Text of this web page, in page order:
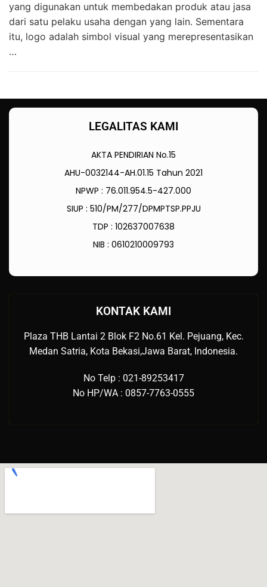
yang digunakan untuk membedakan produk atau jasa
dari satu pelaku usaha dengan yang lain. Sementara
itu, logo adalah simbol visual yang merepresentasikan
…
LEGALITAS KAMI
AKTA PENDIRIAN No.15
AHU-0032144-AH.01.15 Tahun 2021
NPWP : 76.011.954.5-427.000
SIUP : 510/PM/277/DPMPTSP.PPJU
TDP : 102637007638
NIB : 0610210009793
KONTAK KAMI
Plaza THB Lantai 2 Blok F2 No.61 Kel. Pejuang, Kec.
Medan Satria, Kota Bekasi,Jawa Barat, Indonesia.
No Telp : 021-89253417
No HP/WA : 0857-7763-0555